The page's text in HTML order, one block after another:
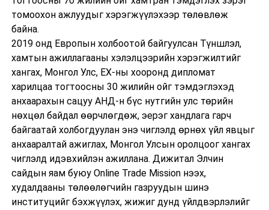
томоохон ажлуудыг хэрэгжүүлэхээр төлөвлөж
байна.
2019 онд Европын холбоотой байгуулсан Түншлэл,
хамтын ажиллагааны хэлэлцээрийн хэрэгжилтийг
хангах, Монгол Улс, ЕХ-ны хооронд дипломат
харилцаа тогтоосны 30 жилийн ойг тэмдэглэхэд
анхаарахын сацуу АНД-н бүс нутгийн улс төрийн
нөхцөл байдал өөрчлөгдөж, эерэг хандлага гарч
байгаатай холбогдуулан энэ чиглэлд өрнөх үйл явцыг
анхааралтай ажиглах, Монгол Улсын оролцоог хангах
чиглэлд идэвхийлэн ажиллана. Дижитал Элчин
сайдын яам буюу Online Trade Mission нээх,
худалдааны төлөөлөгчийн газруудын шинэ
институцийг бэхжүүлэх, жижиг дунд үйлдвэрлэлийг